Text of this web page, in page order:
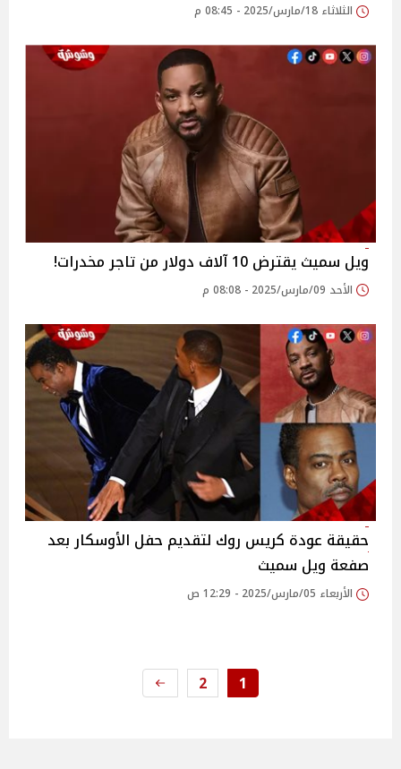
الثلاثاء 18/مارس/2025 - 08:45 م
ويل سميث يقترض 10 آلاف دولار من تاجر مخدرات!
الأحد 09/مارس/2025 - 08:08 م
حقيقة عودة كريس روك لتقديم حفل الأوسكار بعد
صفعة ويل سميث
الأربعاء 05/مارس/2025 - 12:29 ص
1
2